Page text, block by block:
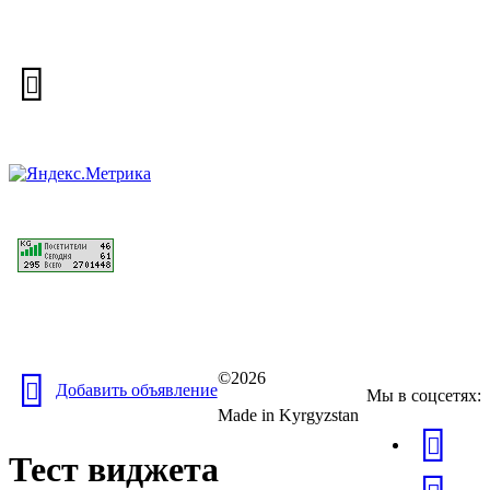
Добавить объявление Мы в соцсетях:
©2026
Made in Kyrgyzstan
Тест виджета